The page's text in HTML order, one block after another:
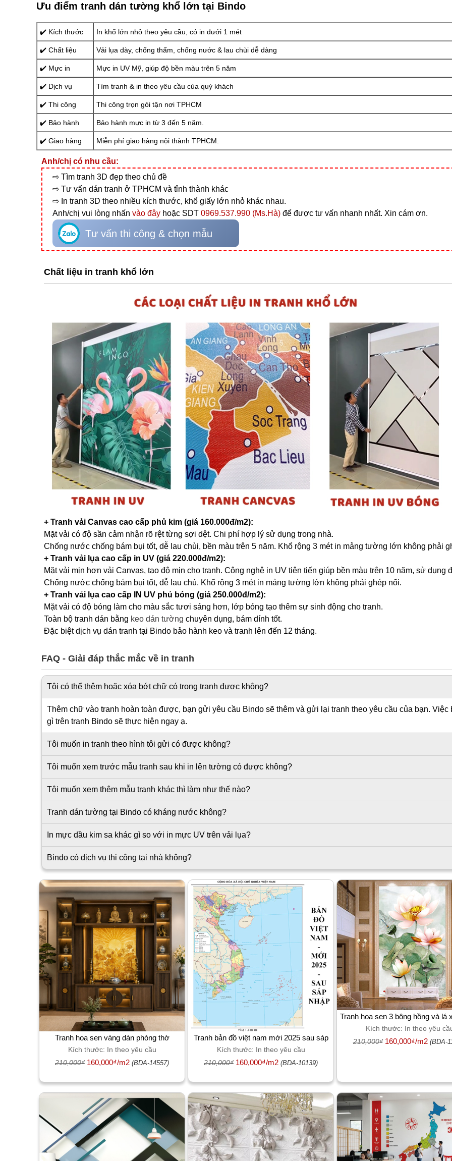
Ưu điểm tranh dán tường khổ lớn tại Bindo
✔️ Kích thước In khổ lớn nhỏ theo yêu cầu, có in dưới 1 mét
✔️ Chất liệu Vải lụa dày, chống thấm, chống nước & lau chùi dễ dàng
✔️ Mực in Mực in UV Mỹ, giúp độ bền màu trên 5 năm
✔️ Dịch vụ Tìm tranh & in theo yêu cầu của quý khách
✔️ Thi công Thi công trọn gói tận nơi TPHCM
✔️ Bảo hành Bảo hành mực in từ 3 đến 5 năm.
✔️ Giao hàng Miễn phí giao hàng nội thành TPHCM.
Anh/chị có nhu cầu:
⇨ Tìm tranh 3D đẹp theo chủ đề
⇨ Tư vấn dán tranh ở TPHCM và tỉnh thành khác
⇨ In tranh 3D theo nhiều kích thước, khổ giấy lớn nhỏ khác nhau.
Anh/chị vui lòng nhấn vào đây hoặc SDT 0969.537.990 (Ms.Hà) để được tư vấn nhanh nhất. Xin cám ơn.
Tư vấn thi công & chọn mẫu
Chất liệu in tranh khổ lớn
+ Tranh vải Canvas cao cấp phủ kim (giá 160.000đ/m2):
Mặt vải có độ sần cảm nhận rõ rệt từng sợi dệt. Chi phí hợp lý sử dụng trong nhà.
Chống nước chống bám bụi tốt, dễ lau chùi, bền màu trên 5 năm. Khổ rộng 3 mét in mảng tường lớn không phải
+ Tranh vải lụa cao cấp in UV (giá 220.000đ/m2):
Mặt vải mịn hơn vải Canvas, tạo độ mịn cho tranh. Công nghệ in UV tiên tiến giúp bền màu trên 10 năm, sử dụng
Chống nước chống bám bụi tốt, dễ lau chù. Khổ rộng 3 mét in mảng tường lớn không phải ghép nối.
+ Tranh vải lụa cao cấp IN UV phủ bóng (giá 250.000đ/m2):
Mặt vải có độ bóng làm cho màu sắc tươi sáng hơn, lớp bóng tạo thêm sự sinh động cho tranh.
Toàn bộ tranh dán bằng keo dán tường chuyên dụng, bám dính tốt.
Đặc biệt dịch vụ dán tranh tại Bindo bảo hành keo và tranh lên đến 12 tháng.
FAQ - Giải đáp thắc mắc về in tranh
Tôi có thể thêm hoặc xóa bớt chữ có trong tranh được không?
Thêm chữ vào tranh hoàn toàn được, bạn gửi yêu cầu Bindo sẽ thêm và gửi lại tranh theo yêu cầu của bạn.
gì trên tranh Bindo sẽ thực hiện ngay ạ.
Tôi muốn in tranh theo hình tôi gửi có được không?
Tôi muốn xem trước mẫu tranh sau khi in lên tường có được không?
Tôi muốn xem thêm mẫu tranh khác thì làm như thế nào?
Tranh dán tường tại Bindo có kháng nước không?
In mực dầu kim sa khác gì so với in mực UV trên vải lụa?
Bindo có dịch vụ thi công tại nhà không?
Tranh hoa sen vàng dán phòng thờ
Kích thước: In theo yêu cầu
210,000₫ 160,000₫/m2 (BDA-14557)
Tranh bản đồ việt nam mới 2025 sau sáp
nhập
Kích thước: In theo yêu cầu
210,000₫ 160,000₫/m2 (BDA-10139)
Tranh hoa sen 3 bông hồng và lá
dọc dán tường phòng
Kích thước: In theo yêu
210,000₫160,000₫/m2 (BDA-